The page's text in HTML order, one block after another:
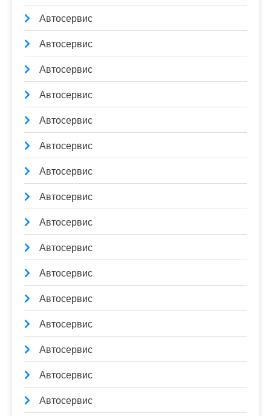
Автосервис
Автосервис
Автосервис
Автосервис
Автосервис
Автосервис
Автосервис
Автосервис
Автосервис
Автосервис
Автосервис
Автосервис
Автосервис
Автосервис
Автосервис
Автосервис